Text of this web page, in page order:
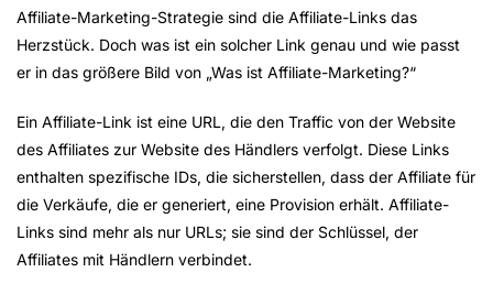
Affiliate-Marketing-Strategie sind die Affiliate-Links das
Herzstück. Doch was ist ein solcher Link genau und wie passt
er in das größere Bild von „Was ist Affiliate-Marketing?“
Ein Affiliate-Link ist eine URL, die den Traffic von der Website
des Affiliates zur Website des Händlers verfolgt. Diese Links
enthalten spezifische IDs, die sicherstellen, dass der Affiliate für
die Verkäufe, die er generiert, eine Provision erhält. Affiliate-
Links sind mehr als nur URLs; sie sind der Schlüssel, der
Affiliates mit Händlern verbindet.